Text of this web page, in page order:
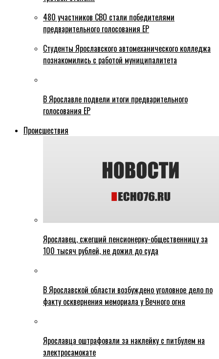
480 участников СВО стали победителями
предварительного голосования ЕР
Студенты Ярославского автомеханического колледжа
познакомились с работой муниципалитета
В Ярославле подвели итоги предварительного
голосования ЕР
Происшествия
Ярославец, сжегший пенсионерку-общественницу за
100 тысяч рублей, не дожил до суда
В Ярославской области возбуждено уголовное дело по
факту осквернения мемориала у Вечного огня
Ярославца оштрафовали за наклейку с питбулем на
электросамокате